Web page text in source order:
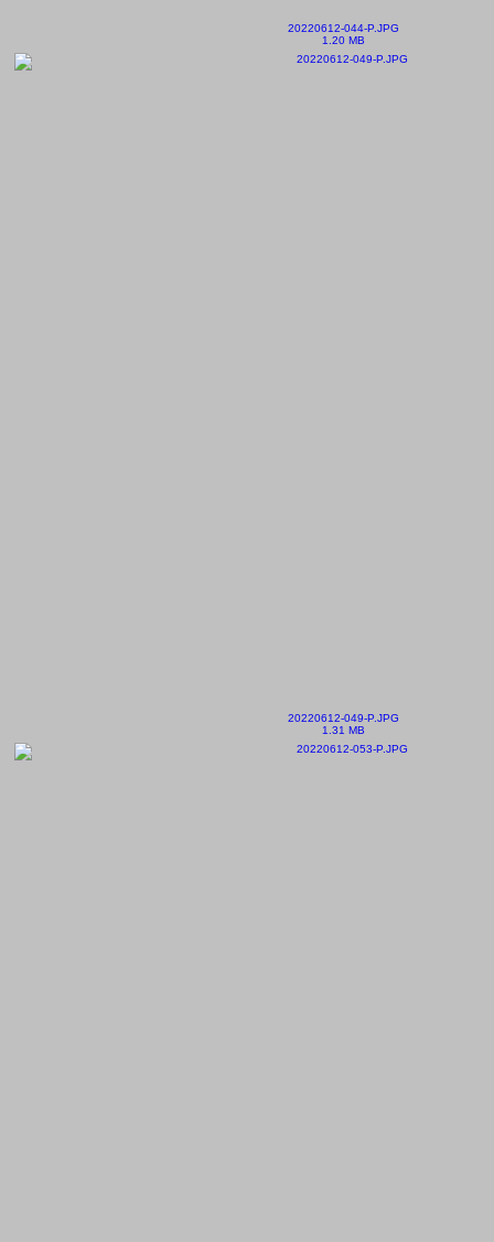
20220612-044-P.JPG
1.20 MB
20220612-049-P.JPG
1.31 MB